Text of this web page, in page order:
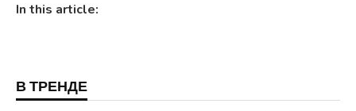
In this article:
В ТРЕНДЕ